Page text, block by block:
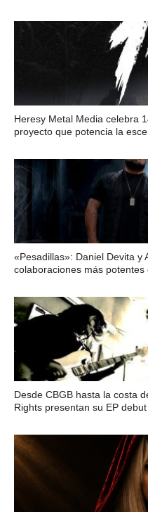
Heresy Metal Media celebra
proyecto que potencia la
«Pesadillas»: Daniel Devita y
colaboraciones más potentes
Desde CBGB hasta la costa
Rights presentan su EP